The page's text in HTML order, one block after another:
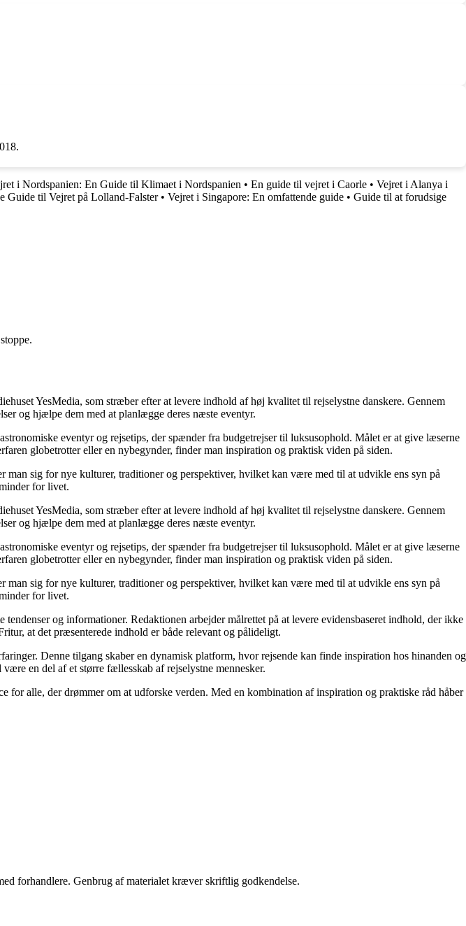
i Nordspanien: En Guide til Klimaet i Nordspanien • En guide til vejret i Caorle • Vejret i Alanya i
Guide til Vejret på Lolland-Falster• Vejret i Singapore: En omfattende guide • Guide til at forudsige
YesMedia, som stræber efter at levere indhold af høj kvalitet til rejselystne danskere. Gennem
og hjælpe dem med at planlægge deres næste eventyr.
eventyr og rejsetips, der spænder fra budgetrejser til luksusophold. Målet er at give læserne
globetrotter eller en nybegynder, finder man inspiration og praktisk viden på siden.
man sig for nye kulturer, traditioner og perspektiver, hvilket kan være med til at udvikle ens syn på
for livet.
YesMedia, som stræber efter at levere indhold af høj kvalitet til rejselystne danskere. Gennem
og hjælpe dem med at planlægge deres næste eventyr.
eventyr og rejsetips, der spænder fra budgetrejser til luksusophold. Målet er at give læserne
globetrotter eller en nybegynder, finder man inspiration og praktisk viden på siden.
man sig for nye kulturer, traditioner og perspektiver, hvilket kan være med til at udvikle ens syn på
for livet.
og informationer. Redaktionen arbejder målrettet på at levere evidensbaseret indhold, der ikke
at det præsenterede indhold er både relevant og pålideligt.
Denne tilgang skaber en dynamisk platform, hvor rejsende kan finde inspiration hos hinanden og
en del af et større fællesskab af rejselystne mennesker.
alle, der drømmer om at udforske verden. Med en kombination af inspiration og praktiske råd håber
forhandlere. Genbrug af materialet kræver skriftlig godkendelse.